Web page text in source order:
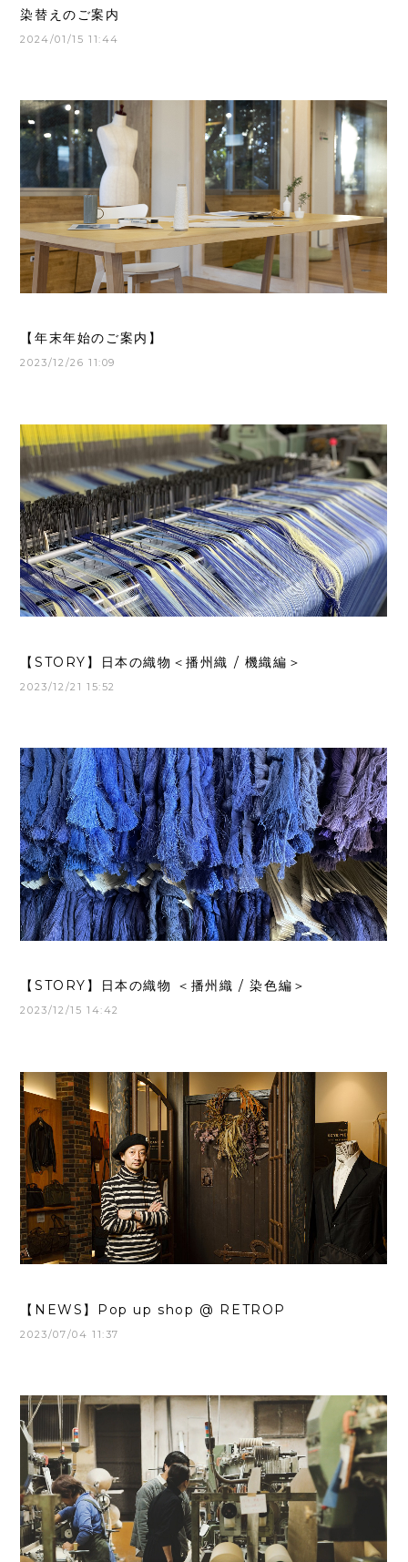
染替えのご案内
2024/01/15 11:44
【年末年始のご案内】
2023/12/26 11:09
【STORY】日本の織物＜播州織 / 機織編＞
2023/12/21 15:52
【STORY】日本の織物 ＜播州織 / 染色編＞
2023/12/15 14:42
【NEWS】Pop up shop @ RETROP
2023/07/04 11:37